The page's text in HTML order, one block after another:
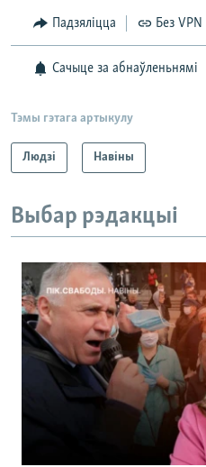
Падзяліцца Без VPN
Сачыце за абнаўленьнямі
Тэмы гэтага артыкулу
Людзі Навіны
Выбар рэдакцыі